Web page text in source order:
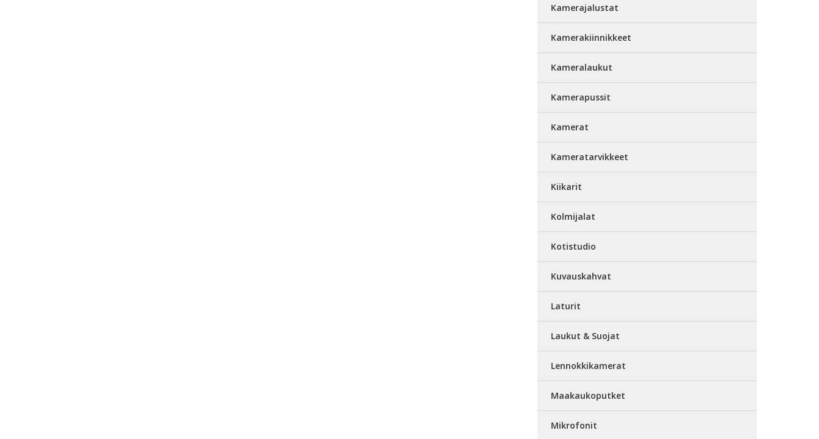
Kamerajalustat
Kamerakiinnikkeet
Kameralaukut
Kamerapussit
Kamerat
Kameratarvikkeet
Kiikarit
Kolmijalat
Kotistudio
Kuvauskahvat
Laturit
Laukut & Suojat
Lennokkikamerat
Maakaukoputket
Mikrofonit